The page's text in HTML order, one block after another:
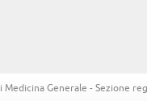
Generale - Sezione